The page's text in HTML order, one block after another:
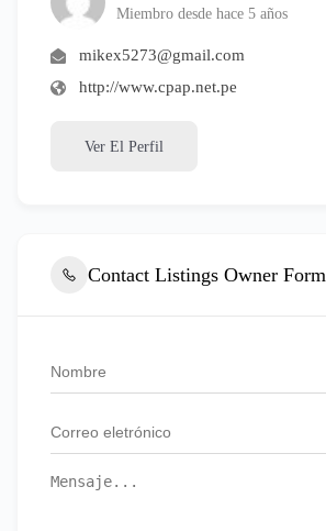
Miembro desde hace 5 años
mikex5273@gmail.com
http://www.cpap.net.pe
Ver El Perfil
Contact Listings Owner Form